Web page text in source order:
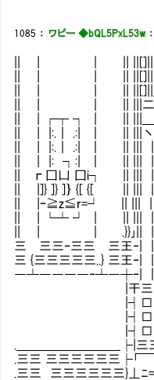
1085 ： ワビー ◆bQL5PxL53w
|| | | || ||[]|| || || ||
|| | | || ||[]|| || || ||
|| | | ||
|| | | || |||二二二
|| | ┌┬ ┐ | || |||＿＿
|| | |:.｜ .:| ｜ || |||丶
|| | |:.｜ .:| ｜ || ||| |__
|| | |: ┐:| ｜ || ||| |
|| г囗凵 囗
|| |]} ]} ]｝ {[ {[ ||
|| |ｰ≧z≦r=┘ ||
|| | └┴ ┘ | || |||
|| | | .}}｣|| |
三Ⅳ三三‐三三Ⅵ
三 {三三三三
|干三三三三三三
|┤□ □ □ □ □
|┤□ □ □ □ □
|┤□ □ □ □ □
.＿＿＿＿＿＿＿＿_├|
.三三 三三三三三三├｢
.三三 三三三三三